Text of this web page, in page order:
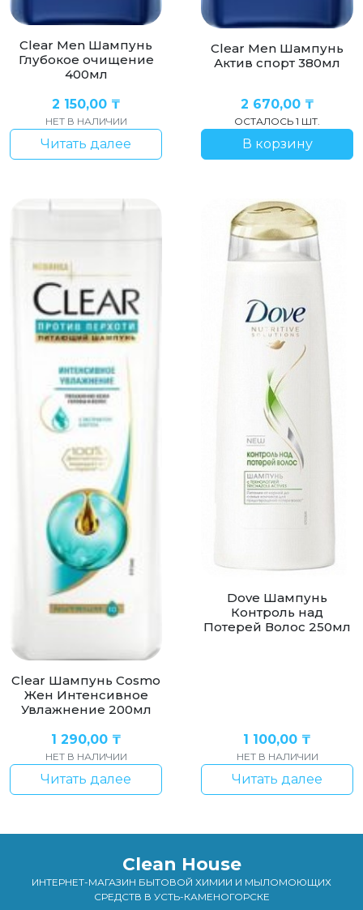
Clear Men Шампунь
Глубокое очищение
400мл
2 150,00 ₸
НЕТ В НАЛИЧИИ
Читать далее
Clear Men Шампунь
Актив спорт 380мл
2 670,00 ₸
ОСТАЛОСЬ 1 ШТ.
В корзину
Clear Шампунь Cosmo
Жен Интенсивное
Увлажнение 200мл
1 290,00 ₸
НЕТ В НАЛИЧИИ
Читать далее
Dove Шампунь
Контроль над
Потерей Волос 250мл
1 100,00 ₸
НЕТ В НАЛИЧИИ
Читать далее
Clean House
ИНТЕРНЕТ-МАГАЗИН БЫТОВОЙ ХИМИИ И МЫЛОМОЮЩИХ
СРЕДСТВ В УСТЬ-КАМЕНОГОРСКЕ